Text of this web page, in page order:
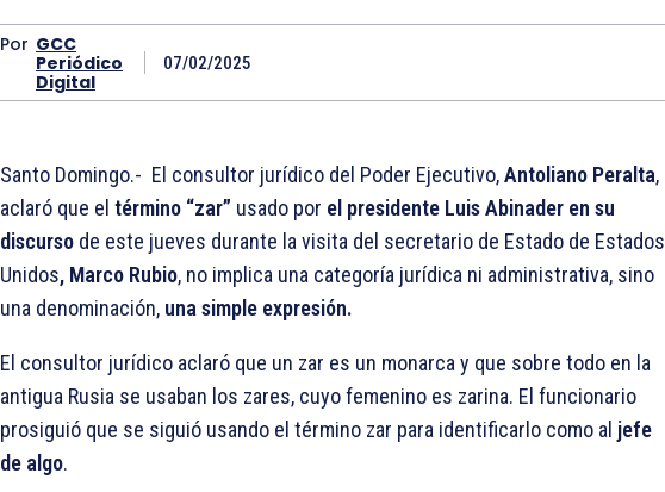
Por GCC
Periódico
Digital
07/02/2025
Santo Domingo.- El consultor jurídico del Poder Ejecutivo,Antoliano Peralta,
aclaró que el término “zar” usado por el presidente Luis Abinader en su
discurso de este jueves durante la visita del secretario de Estado de Estados
Unidos, Marco Rubio, no implica una categoría jurídica ni administrativa, sino
una denominación, una simple expresión.
El consultor jurídico aclaró que un zar es un monarca y que sobre todo en la
antigua Rusia se usaban los zares, cuyo femenino es zarina. El funcionario
prosiguió que se siguió usando el término zar para identificarlo como al jefe
de algo.